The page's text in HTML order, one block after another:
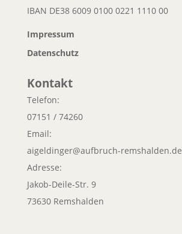
IBAN DE38 6009 0100 0221 1110 00
Impressum
Datenschutz
Kontakt
Telefon:
07151 / 74260
Email:
aigeldinger@aufbruch-remshalden.de
Adresse:
Jakob-Deile-Str. 9
73630 Remshalden